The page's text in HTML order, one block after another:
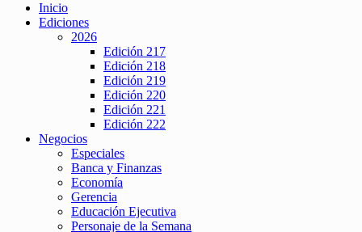
Inicio
Ediciones
2026
Edición 217
Edición 218
Edición 219
Edición 220
Edición 221
Edición 222
Negocios
Especiales
Banca y Finanzas
Economía
Gerencia
Educación Ejecutiva
Personaje de la Semana